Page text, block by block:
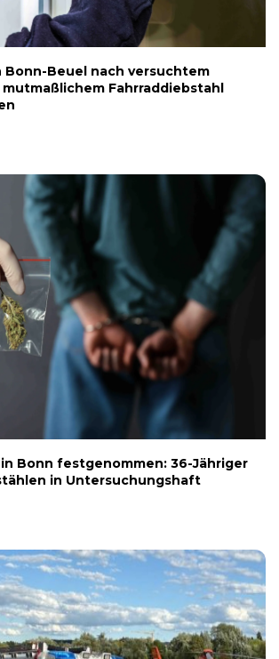
Bonn-Beuel nach versuchtem
Fahrraddiebstahl
Bonn festgenommen: 36-Jähriger
in Untersuchungshaft